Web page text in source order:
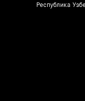
Республика